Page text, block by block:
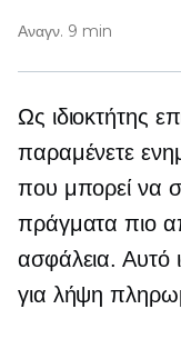
Αναγν. 9 min
Ως ιδιοκτήτης
παραμένετε
που μπορεί να
πράγματα πιο
ασφάλεια. Αυτό
για λήψη